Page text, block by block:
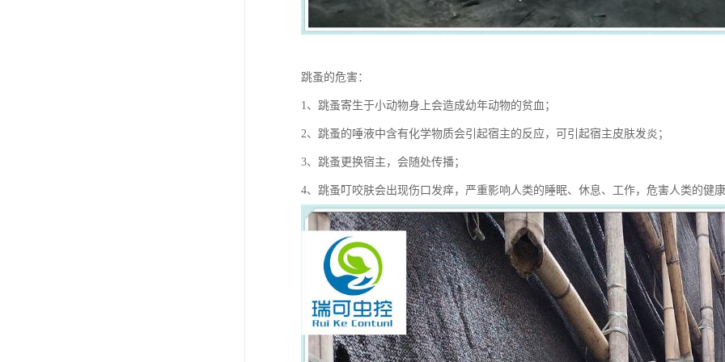
跳蚤的危害：
1、跳蚤寄生于小动物身上会造成幼年动物的贫血；
2、跳蚤的唾液中含有化学物质会引起宿主的反应，可引起宿主皮肤发炎；
3、跳蚤更换宿主，会随处传播；
4、跳蚤叮咬肤会出现伤口发痒，严重影响人类的睡眠、休息、工作，危害人类的健